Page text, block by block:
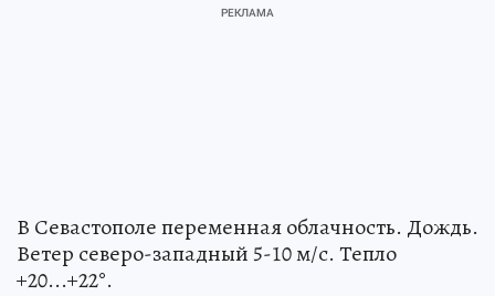
В Севастополе переменная облачность. Дождь.
Ветер северо-западный 5-10 м/с. Тепло
+20...+22°.